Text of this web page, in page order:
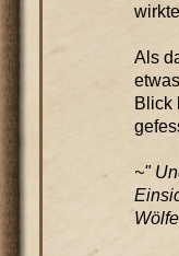
Als
Blick
~"